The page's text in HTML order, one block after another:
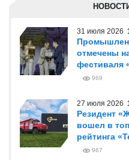
31 июля 2026
отмечены
фестиваля
969
27 июля 2026
Резидент
вошел в
рейтинга
967